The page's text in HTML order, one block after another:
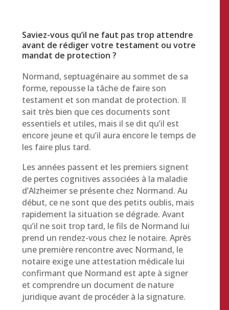
Saviez-vous qu’il ne faut pas trop attendre
avant de rédiger votre testament ou votre
mandat de protection ?
Normand, septuagénaire au sommet de sa
forme, repousse la tâche de faire son
testament et son mandat de protection. Il
sait très bien que ces documents sont
essentiels et utiles, mais il se dit qu’il est
encore jeune et qu’il aura encore le temps de
les faire plus tard.
Les années passent et les premiers signent
de pertes cognitives associées à la maladie
d’Alzheimer se présente chez Normand. Au
début, ce ne sont que des petits oublis, mais
rapidement la situation se dégrade. Avant
qu’il ne soit trop tard, le fils de Normand lui
prend un rendez-vous chez le notaire. Après
une première rencontre avec Normand, le
notaire exige une attestation médicale lui
confirmant que Normand est apte à signer
et comprendre un document de nature
juridique avant de procéder à la signature.